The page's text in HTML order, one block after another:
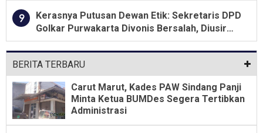
9
Kerasnya Putusan Dewan Etik: Sekretaris DPD
Golkar Purwakarta Divonis Bersalah, Diusir
Dari Jabatan Selama Empat Tahun
BERITA TERBARU
Carut Marut, Kades PAW Sindang Panji
Minta Ketua BUMDes Segera Tertibkan
Administrasi